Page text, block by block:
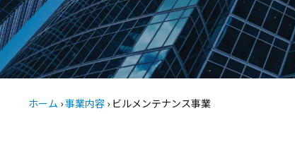
ホーム ›事業内容 › ビルメンテナンス事業